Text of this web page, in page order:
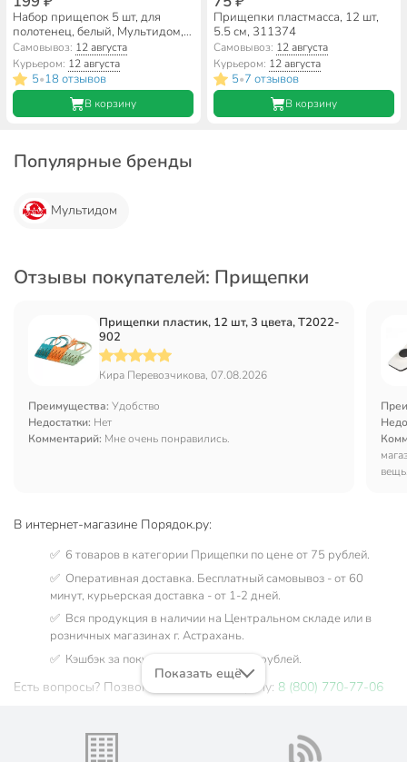
Набор прищепок 5 шт, для
полотенец, белый, Мультидом,
VL75-126
Самовывоз: 12 августа
Курьером: 12 августа
5•18 отзывов
В корзину
Прищепки пластмасса, 12 шт,
5.5 см, 311374
Самовывоз: 12 августа
Курьером: 12 августа
5•7 отзывов
В корзину
Популярные бренды
Мультидом
Отзывы покупателей: Прищепки
Прищепки пластик, 12 шт, 3 цвета, T2022-
902
Кира Перевозчикова, 07.08.2026
Преимущества: Удобство
Недостатки: Нет
Комментарий: Мне очень понравились.
В интернет-магазине Порядок.ру:
✅ 6 товаров в категории Прищепки по цене от 75 рублей.
✅ Оперативная доставка. Бесплатный самовывоз - от 60
минут, курьерская доставка - от 1-2 дней.
✅ Вся продукция в наличии на Центральном складе или в
розничных магазинах г. Астрахань.
✅ Кэшбэк за покупку до 23 бонусных рублей.
Есть вопросы? Позвоните нам по телефону: 8 (800) 770-77-06
Показать ещё